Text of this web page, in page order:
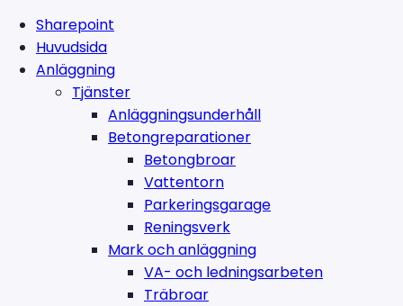
Sharepoint
Huvudsida
Anläggning
Tjänster
Anläggningsunderhåll
Betongreparationer
Betongbroar
Vattentorn
Parkeringsgarage
Reningsverk
Mark och anläggning
VA- och ledningsarbeten
Träbroar